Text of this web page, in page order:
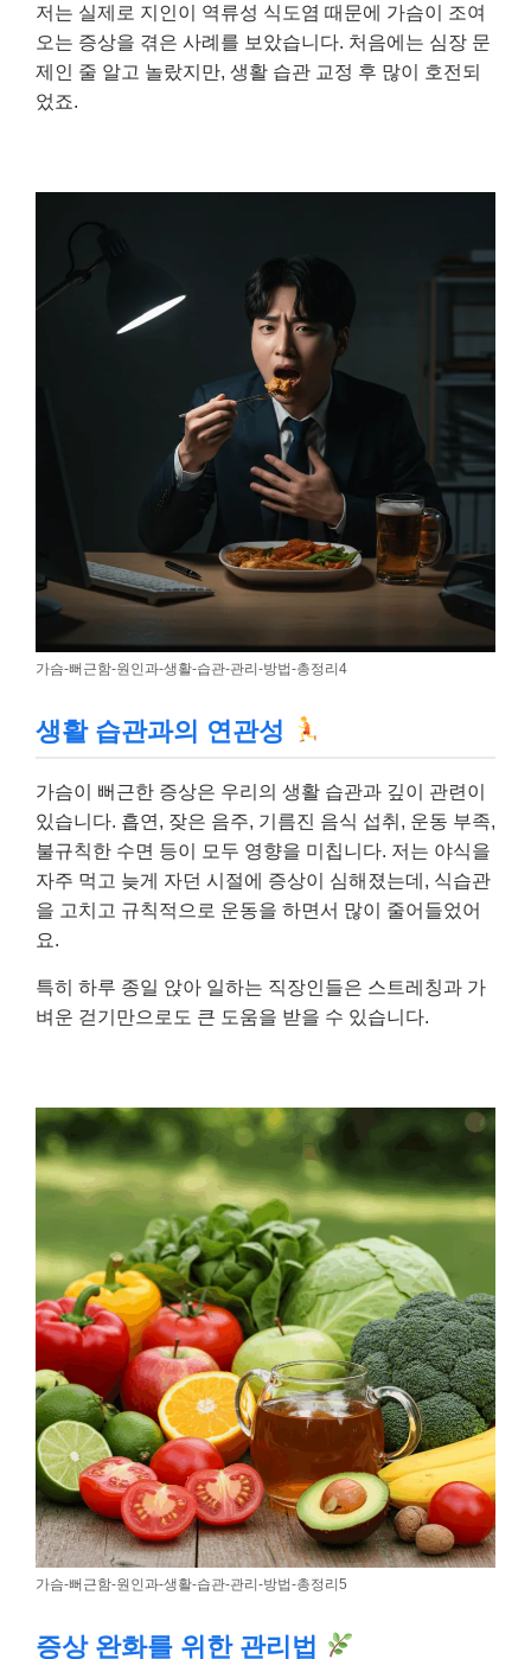
저는 실제로 지인이 역류성 식도염 때문에 가슴이 조여
오는 증상을 겪은 사례를 보았습니다. 처음에는 심장 문
제인 줄 알고 놀랐지만, 생활 습관 교정 후 많이 호전되
었죠.
가슴-뻐근함-원인과-생활-습관-관리-방법-총정리4
생활 습관과의 연관성
가슴이 뻐근한 증상은 우리의 생활 습관과 깊이 관련이
있습니다. 흡연, 잦은 음주, 기름진 음식 섭취, 운동 부족,
불규칙한 수면 등이 모두 영향을 미칩니다. 저는 야식을
자주 먹고 늦게 자던 시절에 증상이 심해졌는데, 식습관
을 고치고 규칙적으로 운동을 하면서 많이 줄어들었어
요.
특히 하루 종일 앉아 일하는 직장인들은 스트레칭과 가
벼운 걷기만으로도 큰 도움을 받을 수 있습니다.
가슴-뻐근함-원인과-생활-습관-관리-방법-총정리5
증상 완화를 위한 관리법